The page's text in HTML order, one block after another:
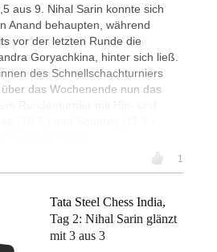
aus 9. Nihal Sarin konnte sich
Anand behaupten, während
vor der letzten Runde die
Goryachkina, hinter sich ließ.
des Schnellschachturniers
das Wochenende nun das
1
Tata Steel Chess India,
Tag 2: Nihal Sarin glänzt
mit 3 aus 3